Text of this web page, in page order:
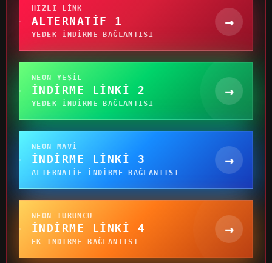
HIZLI LINK
ALTERNATIF 1
YEDEK INDIRME BAĞLANTISI
→
NEON YEŞIL
İNDIRME LINKI 2
YEDEK INDIRME BAĞLANTISI
→
NEON MAVI
İNDIRME LINKI 3
ALTERNATIF INDIRME BAĞLANTISI
→
NEON TURUNCU
İNDIRME LINKI 4
EK INDIRME BAĞLANTISI
→